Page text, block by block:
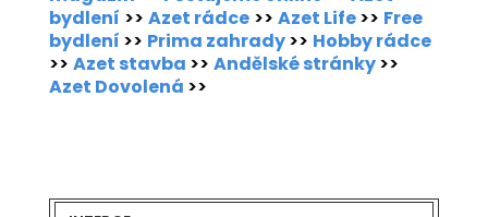
bydlení >> Azet rádce >> Azet Life>> Free
bydlení >> Prima zahrady>> Hobby rádce
>> Azet stavba >> Andělské stránky>>
Azet Dovolená >>